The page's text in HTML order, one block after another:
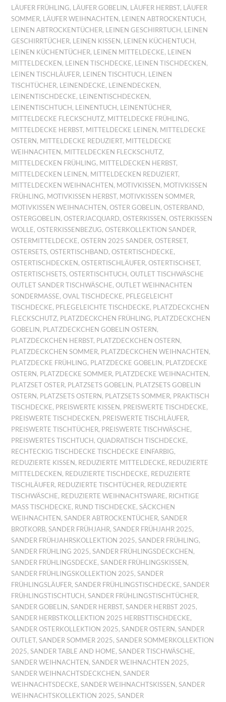
LÄUFER FRÜHLING, LÄUFER GOBELIN, LÄUFER HERBST, LÄUFER
SOMMER, LÄUFER WEIHNACHTEN, LEINEN ABTROCKENTUCH,
LEINEN ABTROCKENTÜCHER, LEINEN GESCHIRRTUCH, LEINEN
GESCHIRRTÜCHER, LEINEN KISSEN, LEINEN KÜCHENTUCH,
LEINEN KÜCHENTÜCHER, LEINEN MITTELDECKE, LEINEN
MITTELDECKEN, LEINEN TISCHDECKE, LEINEN TISCHDECKEN,
LEINEN TISCHLÄUFER, LEINEN TISCHTUCH, LEINEN
TISCHTÜCHER, LEINENDECKE, LEINENDECKEN,
LEINENTISCHDECKE, LEINENTISCHDECKEN,
LEINENTISCHTUCH, LEINENTUCH, LEINENTÜCHER,
MITTELDECKE FLECKSCHUTZ, MITTELDECKE FRÜHLING,
MITTELDECKE HERBST, MITTELDECKE LEINEN, MITTELDECKE
OSTERN, MITTELDECKE REDUZIERT, MITTELDECKE
WEIHNACHTEN, MITTELDECKEN FLECKSCHUTZ,
MITTELDECKEN FRÜHLING, MITTELDECKEN HERBST,
MITTELDECKEN LEINEN, MITTELDECKEN REDUZIERT,
MITTELDECKEN WEIHNACHTEN, MOTIVKISSEN, MOTIVKISSEN
FRÜHLING, MOTIVKISSEN HERBST, MOTIVKISSEN SOMMER,
MOTIVKISSEN WEIHNACHTEN,OSTER GOBELIN,OSTERBAND,
OSTERGOBELIN,OSTERJACQUARD,OSTERKISSEN,OSTERKISSEN
WOLLE,OSTERKISSENBEZUG,OSTERKOLLEKTION SANDER,
OSTERMITTELDECKE,OSTERN 2025 SANDER,OSTERSET,
OSTERSETS,OSTERTISCHBAND,OSTERTISCHDECKE,
OSTERTISCHDECKEN,OSTERTISCHLÄUFER,OSTERTISCHSET,
OSTERTISCHSETS,OSTERTISCHTUCH,OUTLET TISCHWÄSCHE
OUTLET SANDER TISCHWÄSCHE,OUTLET WEIHNACHTEN
SONDERMASSE ,OVAL TISCHDECKE, PFLEGELEICHT
TISCHDECKE, PFLEGELEICHTE TISCHDECKE, PLATZDECKCHEN
FLECKSCHUTZ, PLATZDECKCHEN FRÜHLING, PLATZDECKCHEN
GOBELIN, PLATZDECKCHEN GOBELIN OSTERN,
PLATZDECKCHEN HERBST, PLATZDECKCHEN OSTERN,
PLATZDECKCHEN SOMMER, PLATZDECKCHEN WEIHNACHTEN,
PLATZDECKE FRÜHLING, PLATZDECKE GOBELIN, PLATZDECKE
OSTERN, PLATZDECKE SOMMER, PLATZDECKE WEIHNACHTEN,
PLATZSET OSTER, PLATZSETS GOBELIN, PLATZSETS GOBELIN
OSTERN, PLATZSETS OSTERN, PLATZSETS SOMMER, PRAKTISCH
TISCHDECKE, PREISWERTE KISSEN, PREISWERTE TISCHDECKE,
PREISWERTE TISCHDECKEN, PREISWERTE TISCHLÄUFER,
PREISWERTE TISCHTÜCHER, PREISWERTE TISCHWÄSCHE,
PREISWERTES TISCHTUCH,QUADRATISCH TISCHDECKE,
RECHTECKIG TISCHDECKE TISCHDECKE EINFARBIG,
REDUZIERTE KISSEN, REDUZIERTE MITTELDECKE, REDUZIERTE
MITTELDECKEN, REDUZIERTE TISCHDECKE, REDUZIERTE
TISCHLÄUFER, REDUZIERTE TISCHTÜCHER, REDUZIERTE
TISCHWÄSCHE, REDUZIERTE WEIHNACHTSWARE, RICHTIGE
MASS TISCHDECKE
, RUND TISCHDECKE,SÄCKCHEN
WEIHNACHTEN,SANDER ABTROCKENTÜCHER,SANDER
BROTKORB,SANDER FRÜHJAHR,SANDER FRÜHJAHR 2025,
SANDER FRÜHJAHRSKOLLEKTION 2025,SANDER FRÜHLING,
SANDER FRÜHLING 2025,SANDER FRÜHLINGSDECKCHEN,
SANDER FRÜHLINGSDECKE,SANDER FRÜHLINGSKISSEN,
SANDER FRÜHLINGSKOLLEKTION 2025,SANDER
FRÜHLINGSLÄUFER,SANDER FRÜHLINGSTISCHDECKE,SANDER
FRÜHLINGSTISCHTUCH,SANDER FRÜHLINGSTISCHTÜCHER,
SANDER GOBELIN,SANDER HERBST,SANDER HERBST 2025,
SANDER HERBSTKOLLEKTION 2025 HERBSTTISCHDECKE,
SANDER OSTERKOLLEKTION 2025,SANDER OSTERN,SANDER
OUTLET,SANDER SOMMER 2025,SANDER SOMMERKOLLEKTION
2025,SANDER TABLE AND HOME,SANDER TISCHWÄSCHE,
SANDER WEIHNACHTEN,SANDER WEIHNACHTEN 2025,
SANDER WEIHNACHTSDECKCHEN,SANDER
WEIHNACHTSDECKE,SANDER WEIHNACHTSKISSEN,SANDER
WEIHNACHTSKOLLEKTION 2025,SANDER